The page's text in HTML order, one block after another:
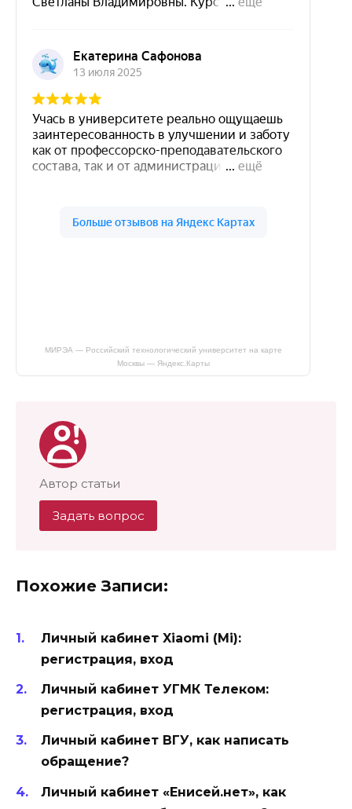
МИРЭА — Российский технологический университет на карте
Москвы — Яндекс.Карты
Автор статьи
Задать вопрос
Похожие Записи:
Личный кабинет Xiaomi (Mi):
регистрация, вход
Личный кабинет УГМК Телеком:
регистрация, вход
Личный кабинет ВГУ, как написать
обращение?
Личный кабинет «Енисей.нет», как